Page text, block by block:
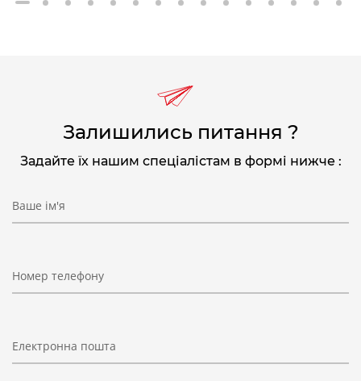
2 3 4 5 6 7 8 9 10 11 12 13 14 15
Залишились питання ?
Задайте їх нашим спеціалістам в формі нижче :
Ваше ім'я
Номер телефону
Електронна пошта